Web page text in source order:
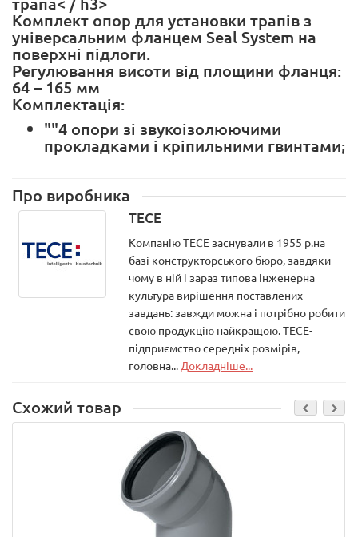
Комплект опор для установки трапів з
універсальним фланцем Seal System на
поверхні підлоги.
Регулювання висоти від площини фланця:
64 – 165 мм
Комплектація:
""4 опори зі звукоізолюючими
прокладками і кріпильними гвинтами;
Про виробника
TECE
Компанію ТЕСЕ заснували в 1955 р.на
базі конструкторського бюро, завдяки
чому в ній і зараз типова інженерна
культура вирішення поставлених
завдань: завжди можна і потрібно робити
свою продукцію найкращою. ТЕСЕ-
підприємство середніх розмірів,
головна... Докладніше...
Схожий товар